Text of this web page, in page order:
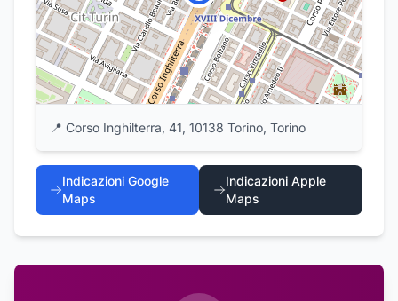
📍 Corso Inghilterra, 41, 10138 Torino, Torino
Indicazioni Google
Maps
Indicazioni Apple
Maps